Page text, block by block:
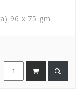
96 x 75 gm